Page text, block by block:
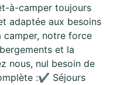
à-camper toujours
adaptée aux besoins
camper, notre force
et la
nous, nul besoin de
:✔️ Séjours